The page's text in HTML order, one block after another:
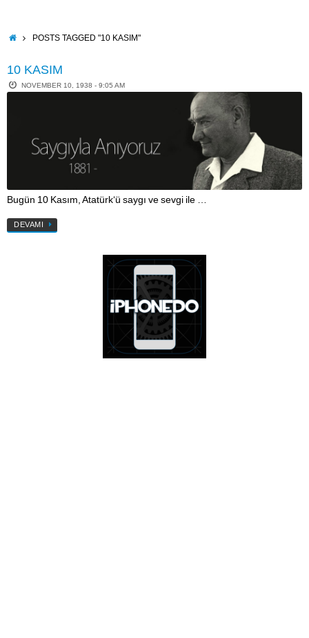
contentHOMEPOSTS TAGGED "10 KASIM"
10 KASIM
NOVEMBER 10, 1938 - 9:05 AM
Bugün 10 Kasım, Atatürk‘ü saygı ve sevgi ile …
DEVAMI